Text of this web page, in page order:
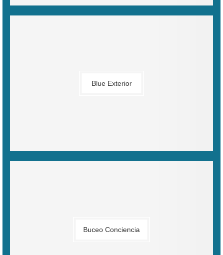
Blue Exterior
Buceo Conciencia